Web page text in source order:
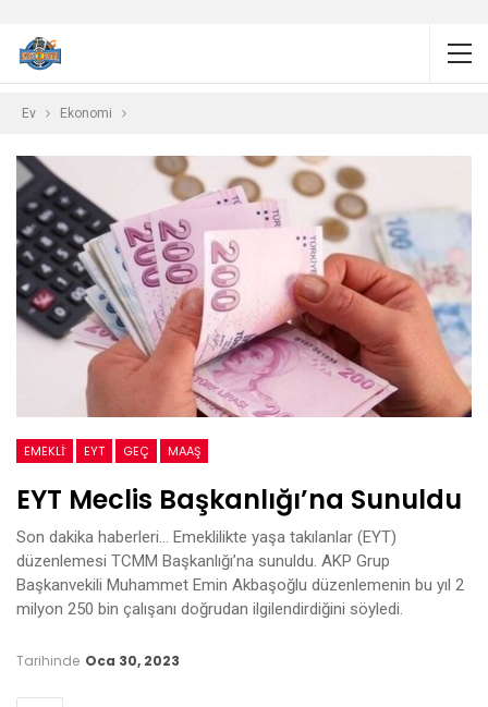
Ev Ekonomi
EMEKLİ EYT GEÇ MAAŞ
EYT Meclis Başkanlığı’na Sunuldu
Son dakika haberleri… Emeklilikte yaşa takılanlar (EYT)
düzenlemesi TCMM Başkanlığı’na sunuldu. AKP Grup
Başkanvekili Muhammet Emin Akbaşoğlu düzenlemenin bu yıl 2
milyon 250 bin çalışanı doğrudan ilgilendirdiğini söyledi.
Tarihinde Oca 30, 2023